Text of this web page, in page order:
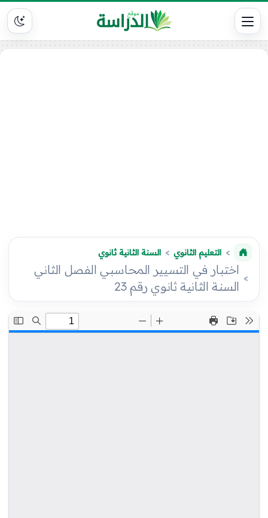
التعليم الثانوي السنة الثانية ثانوي
اختبار في التسيير المحاسبي الفصل الثاني
السنة الثانية ثانوي رقم 23